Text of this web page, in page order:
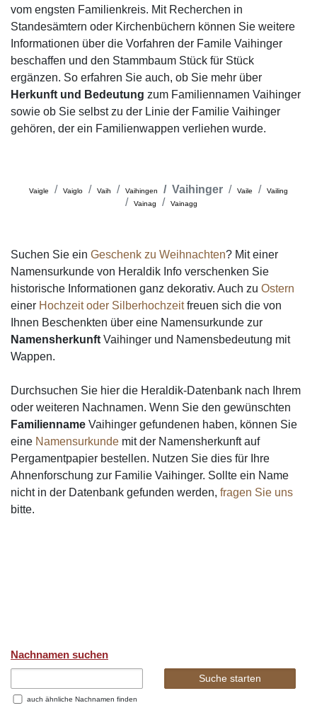
vom engsten Familienkreis. Mit Recherchen in
Standesämtern oder Kirchenbüchern können Sie weitere
Informationen über die Vorfahren der Famile Vaihinger
beschaffen und den Stammbaum Stück für Stück
ergänzen. So erfahren Sie auch, ob Sie mehr über
Herkunft und Bedeutung zum Familiennamen Vaihinger
sowie ob Sie selbst zu der Linie der Familie Vaihinger
gehören, der ein Familienwappen verliehen wurde.
Vaigle Vaiglo Vaih Vaihingen Vaihinger Vaile
Vailing
Vainag
Vainagg
Suchen Sie ein Geschenk zu Weihnachten? Mit einer
Namensurkunde von Heraldik Info verschenken Sie
historische Informationen ganz dekorativ. Auch zu Ostern
einer Hochzeit oder Silberhochzeitfreuen sich die von
Ihnen Beschenkten über eine Namensurkunde zur
Namensherkunft Vaihinger und Namensbedeutung mit
Wappen.
Durchsuchen Sie hier die Heraldik-Datenbank nach Ihrem
oder weiteren Nachnamen. Wenn Sie den gewünschten
Familienname Vaihinger gefundenen haben, können Sie
eine Namensurkunde mit der Namensherkunft auf
Pergamentpapier bestellen. Nutzen Sie dies für Ihre
Ahnenforschung zur Familie Vaihinger. Sollte ein Name
nicht in der Datenbank gefunden werden, fragen Sie uns
bitte.
Nachnamen suchen
auch ähnliche Nachnamen finden